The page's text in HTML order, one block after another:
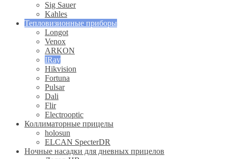
Sig Sauer
Kahles
Тепловизионные приборы
Longot
Venox
ARKON
IRay
Hikvision
Fortuna
Pulsar
Dali
Flir
Electrooptic
Коллиматорные прицелы
holosun
ELCAN SpecterDR
Ночные насадки для дневных прицелов